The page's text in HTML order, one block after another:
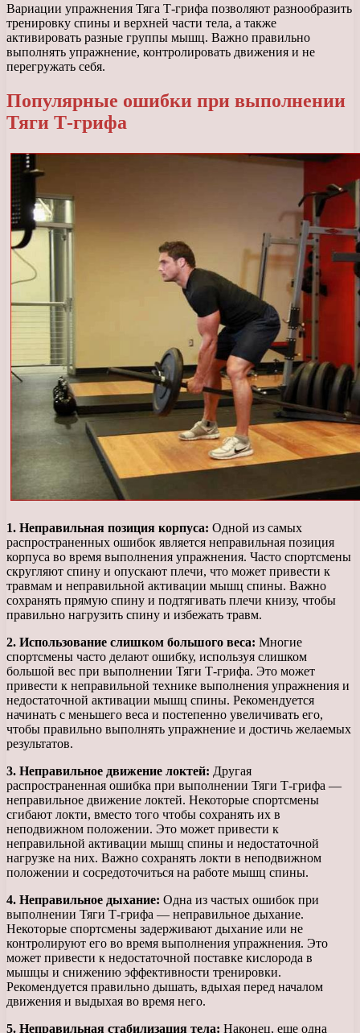
Вариации упражнения Тяга Т-грифа позволяют разнообразить
тренировку спины и верхней части тела, а также
активировать разные группы мышц. Важно правильно
выполнять упражнение, контролировать движения и не
перегружать себя.
Популярные ошибки при выполнении
Тяги Т-грифа
1. Неправильная позиция корпуса: Одной из самых
распространенных ошибок является неправильная позиция
корпуса во время выполнения упражнения. Часто спортсмены
скругляют спину и опускают плечи, что может привести к
травмам и неправильной активации мышц спины. Важно
сохранять прямую спину и подтягивать плечи книзу, чтобы
правильно нагрузить спину и избежать травм.
2. Использование слишком большого веса: Многие
спортсмены часто делают ошибку, используя слишком
большой вес при выполнении Тяги Т-грифа. Это может
привести к неправильной технике выполнения упражнения и
недостаточной активации мышц спины. Рекомендуется
начинать с меньшего веса и постепенно увеличивать его,
чтобы правильно выполнять упражнение и достичь желаемых
результатов.
3. Неправильное движение локтей: Другая
распространенная ошибка при выполнении Тяги Т-грифа —
неправильное движение локтей. Некоторые спортсмены
сгибают локти, вместо того чтобы сохранять их в
неподвижном положении. Это может привести к
неправильной активации мышц спины и недостаточной
нагрузке на них. Важно сохранять локти в неподвижном
положении и сосредоточиться на работе мышц спины.
4. Неправильное дыхание: Одна из частых ошибок при
выполнении Тяги Т-грифа — неправильное дыхание.
Некоторые спортсмены задерживают дыхание или не
контролируют его во время выполнения упражнения. Это
может привести к недостаточной поставке кислорода в
мышцы и снижению эффективности тренировки.
Рекомендуется правильно дышать, вдыхая перед началом
движения и выдыхая во время него.
5. Неправильная стабилизация тела: Наконец, еще одна